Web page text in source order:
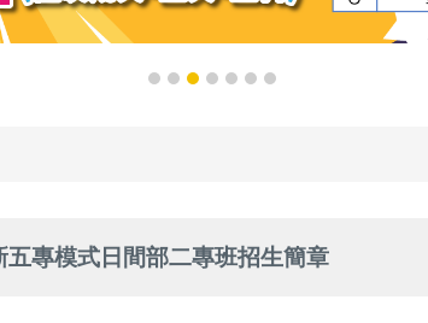
專模式日間部二專班招生簡章